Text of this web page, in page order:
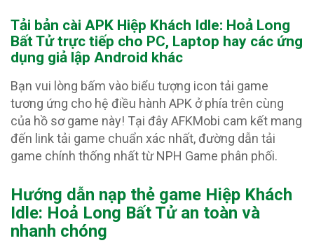
Tải bản cài APK Hiệp Khách Idle: Hoả Long
Bất Tửtrực tiếp cho PC, Laptop hay các ứng
dụng giả lập Android khác
Bạn vui lòng bấm vào biểu tượng icon tải game
tương ứng cho hệ điều hành APK ở phía trên cùng
của hồ sơ game này! Tại đây AFKMobi cam kết mang
đến link tải game chuẩn xác nhất, đường dẫn tải
game chính thống nhất từ NPH Game phân phối.
Hướng dẫn nạp thẻ game Hiệp Khách
Idle: Hoả Long Bất Tử an toàn và
nhanh chóng